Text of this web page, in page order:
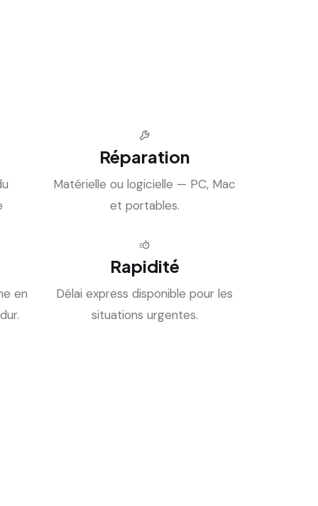
Réparation
Matérielle ou logicielle — PC, Mac
et portables.
en
Rapidité
Délai express disponible pour les
situations urgentes.